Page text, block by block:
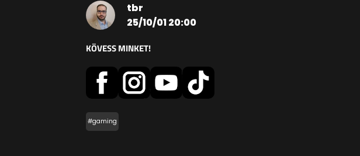
tbr
25/10/01 20:00
KÖVESS MINKET!
#gaming